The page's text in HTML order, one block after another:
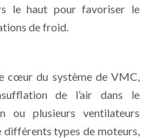
le haut pour favoriser le
de froid.
cœur du système de VMC,
de l’air dans le
ou plusieurs ventilateurs
différents types de moteurs,